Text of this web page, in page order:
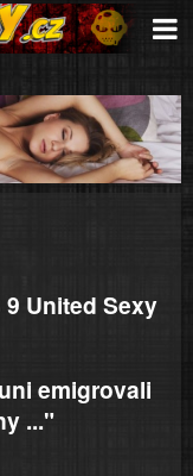
9 United Sexy
emigrovali
..."